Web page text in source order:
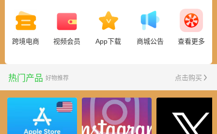
跨境电商 视频会员 App下载 商城公告 查看更多
热门产品 好物推荐 点击购买